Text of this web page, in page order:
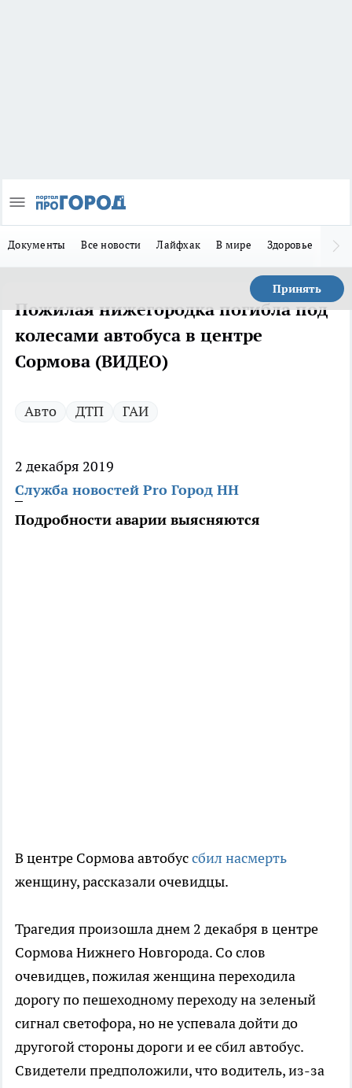
Документы Все новости Лайфхак В мире Здоровье
Принять
Пожилая нижегородка погибла под
колесами автобуса в центре
Сормова (ВИДЕО)
Авто ДТП ГАИ
2 декабря 2019
Служба новостей Pro Город НН
Подробности аварии выясняются
В центре Сормова автобуссбил насмерть
женщину, рассказали очевидцы.
Трагедия произошла днем 2 декабря в центре
Сормова Нижнего Новгорода. Со слов
очевидцев, пожилая женщина переходила
дорогу по пешеходному переходу на зеленый
сигнал светофора, но не успевала дойти до
другогой стороны дороги и ее сбил автобус.
Свидетели предположили, что водитель, из-за